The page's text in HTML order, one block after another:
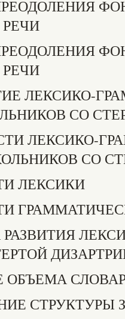
ЛЕКСИКО-
СО
ЛЕКСИКО-
СО
ЛЕКСИКИ
РАЗВИТИЯ
ОБЪЕМА
СТРУКТУРЫ